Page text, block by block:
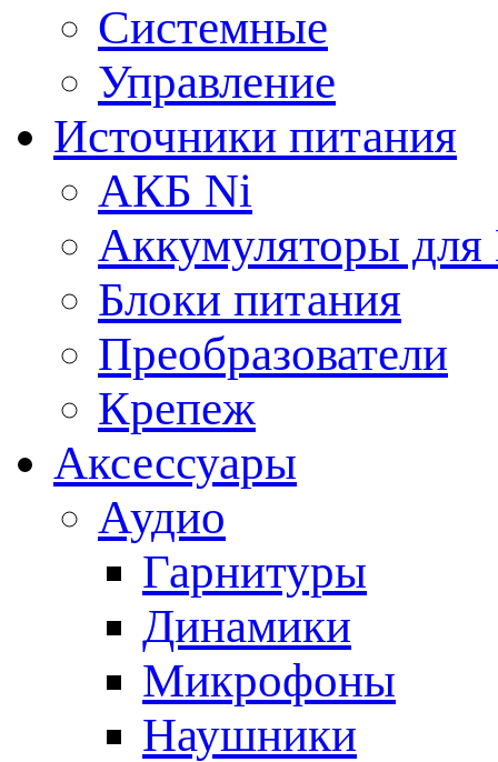
Системные
Управление
Источники питания
АКБ Ni
Аккумуляторы
Блоки питания
Преобразователи
Крепеж
Аксессуары
Аудио
Гарнитуры
Динамики
Микрофоны
Наушники